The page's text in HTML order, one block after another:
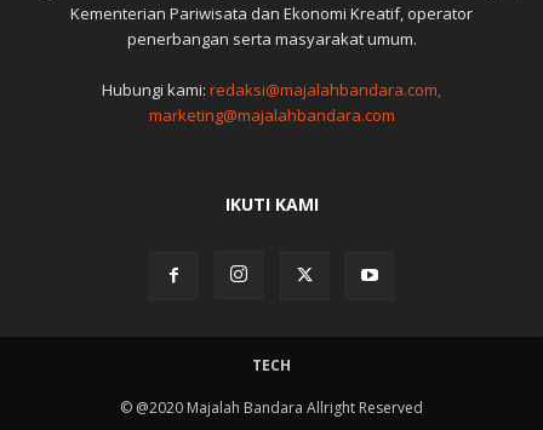
Kementerian Pariwisata dan Ekonomi Kreatif, operator
penerbangan serta masyarakat umum.
Hubungi kami: redaksi@majalahbandara.com,
marketing@majalahbandara.com
IKUTI KAMI
TECH
© @2020 Majalah Bandara Allright Reserved